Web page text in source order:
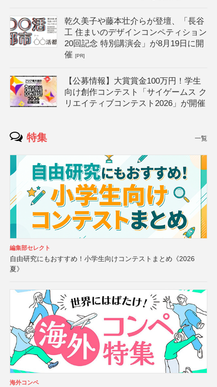
乾久美子や藤本壮介らが登壇、「長谷
工 住まいのデザインコンペティション
20回記念 特別講演会」が8月19日に開
催[PR]
【公募情報】大賞賞金100万円！学生
向け創作コンテスト「サイゲームス ク
リエイティブコンテスト2026」が開催
特集 一覧
編集部セレクト
自由研究にもおすすめ！小学生向けコンテストまとめ《2026
夏》
海外コンペ